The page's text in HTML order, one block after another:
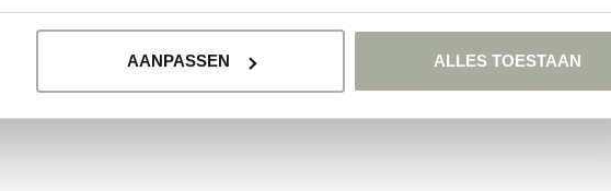
AANPASSEN ALLES TOESTAAN